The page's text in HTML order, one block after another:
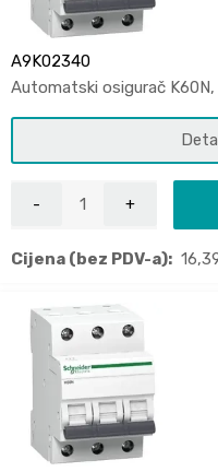
A9K02340
Automatski osigurač K60N,
Cijena (bez PDV-a):